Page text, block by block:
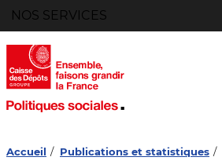
Aller au
contenu
Aller au
menu
Aller au
bouton
et
contraste
NOS SERVICES
Accueil Publications et statistiques